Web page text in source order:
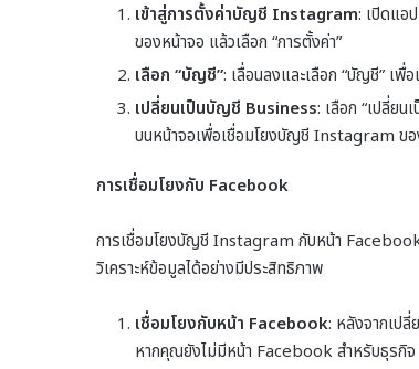
เข้าสู่การตั้งค่าบัญชี Instagram: เปิดแอ
ของหน้าจอ แล้วเลือก “การตั้งค่า”
เลือก “บัญชี”: เลื่อนลงและเลือก “บัญชี” เพื่
เปลี่ยนเป็นบัญชี Business: เลือก “เปลี่ย
บนหน้าจอเพื่อเชื่อมโยงบัญชี Instagram
การเชื่อมโยงกับ Facebook
การเชื่อมโยงบัญชี Instagram กับหน้า
วิเคราะห์ข้อมูลได้อย่างมีประสิทธิภาพ
เชื่อมโยงกับหน้า Facebook: หลังจากเป
หากคุณยังไม่มีหน้า Facebook สำหรับธุรกิ